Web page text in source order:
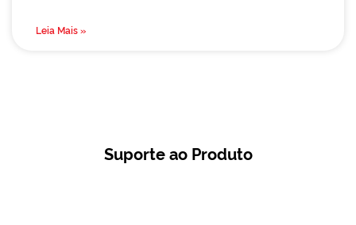
Leia Mais »
Suporte ao Produto